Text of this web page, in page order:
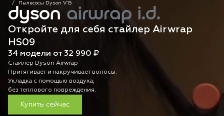
Пылесосы Dyson V15
dyson airwrap i.d.
Откройте для себя стайлер Airwrap
HS09
34 модели от 32 990 ₽
Стайлер Dyson Airwrap
Притягивает и накручивает волосы.
Укладка с помощью воздуха,
без теплового повреждения.
Купить сейчас